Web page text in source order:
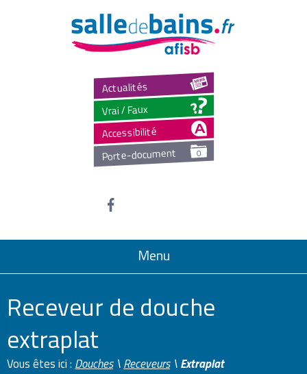
Actualités
Vrai / Faux
Accessibilité
Porte-document 0
Menu
Receveur de douche
extraplat
Vous êtes ici : Douches\Receveurs\Extraplat